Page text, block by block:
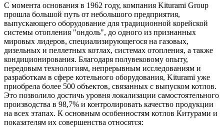
С момента основания в 1962 году, компания Kiturami Group
прошла большой путь от небольшого предприятия,
выпускающего оборудование для традиционной корейской
системы отопления "ондоль", до одного из признанных
мировых лидеров, специализирующегося на газовых,
дизельных и пеллетных котлах, системах отопления, а также
кондиционирования. Благодаря полувековому опыту,
передовым технологиям, непрерывным исследованиям и
разработкам в сфере котельного оборудования, Kiturami уже
приобрела более 500 объектов, связанных с выпуском котлов.
Это позволило достичь уровня локализации самостоятельного
производства в 98,7% и контролировать качество продукции
на всех этапах. К основным особенностям котлов Китурами и
показателям их совершенства относятся: